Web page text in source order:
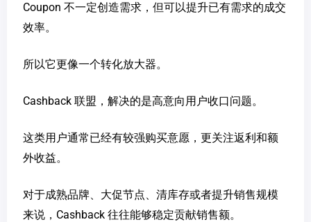
Coupon 不一定创造需求，但可以提升已有需求的成交
效率。
所以它更像一个转化放大器。
Cashback 联盟，解决的是高意向用户收口问题。
这类用户通常已经有较强购买意愿，更关注返利和额
外收益。
对于成熟品牌、大促节点、清库存或者提升销售规模
来说，Cashback 往往能够稳定贡献销售额。